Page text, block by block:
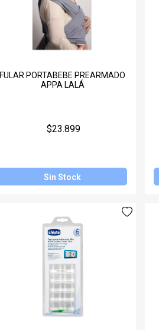
FULAR PORTABEBE PREARMADO
APPA LALÁ
$23.899
Sin Stock